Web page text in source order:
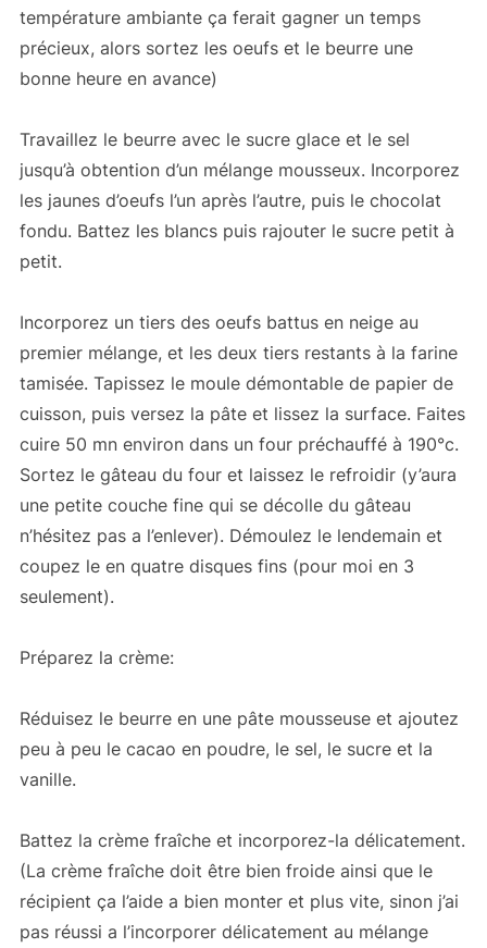
température ambiante ça ferait gagner un temps
précieux, alors sortez les oeufs et le beurre une
bonne heure en avance)
Travaillez le beurre avec le sucre glace et le sel
jusqu’à obtention d’un mélange mousseux. Incorporez
les jaunes d’oeufs l’un après l’autre, puis le chocolat
fondu. Battez les blancs puis rajouter le sucre petit à
petit.
Incorporez un tiers des oeufs battus en neige au
premier mélange, et les deux tiers restants à la farine
tamisée. Tapissez le moule démontable de papier de
cuisson, puis versez la pâte et lissez la surface. Faites
cuire 50 mn environ dans un four préchauffé à 190°c.
Sortez le gâteau du four et laissez le refroidir (y’aura
une petite couche fine qui se décolle du gâteau
n’hésitez pas a l’enlever). Démoulez le lendemain et
coupez le en quatre disques fins (pour moi en 3
seulement).
Préparez la crème:
Réduisez le beurre en une pâte mousseuse et ajoutez
peu à peu le cacao en poudre, le sel, le sucre et la
vanille.
Battez la crème fraîche et incorporez-la délicatement.
(La crème fraîche doit être bien froide ainsi que le
récipient ça l’aide a bien monter et plus vite, sinon j’ai
pas réussi a l’incorporer délicatement au mélange